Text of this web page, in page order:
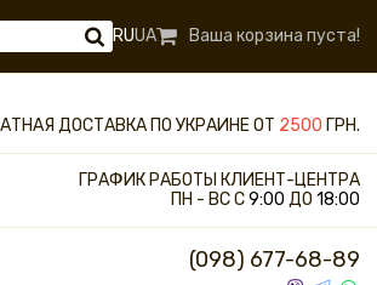
RUUA Ваша корзина пуста!
ДОСТАВКА ПО УКРАИНЕ ОТ 2500 ГРН.
ГРАФИК РАБОТЫ КЛИЕНТ-ЦЕНТРА
ПН - ВС С9:00 ДО 18:00
(098) 677-68-89